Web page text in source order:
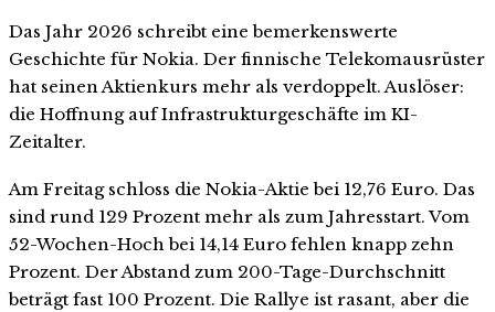
Das Jahr 2026 schreibt eine bemerkenswerte
Geschichte für Nokia. Der finnische Telekomausrüster
hat seinen Aktienkurs mehr als verdoppelt. Auslöser:
die Hoffnung auf Infrastrukturgeschäfte im KI-
Zeitalter.
Am Freitag schloss die Nokia-Aktie bei 12,76 Euro. Das
sind rund 129 Prozent mehr als zum Jahresstart. Vom
52-Wochen-Hoch bei 14,14 Euro fehlen knapp zehn
Prozent. Der Abstand zum 200-Tage-Durchschnitt
beträgt fast 100 Prozent. Die Rallye ist rasant, aber die